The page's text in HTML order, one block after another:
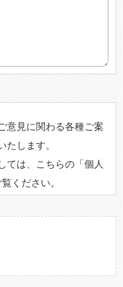
意見に関わる各種ご案
たします。
ては、こちらの「個人
覧ください。